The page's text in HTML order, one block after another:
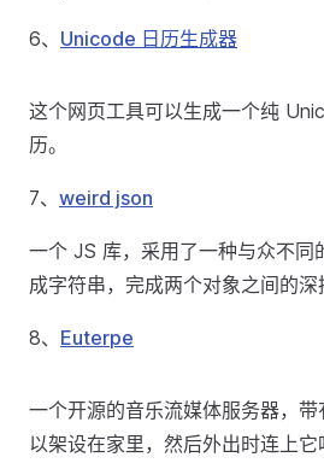
6、 Unicode 日历生成器
这个网页工具可以生成一个纯
历。
7、 weird json
一个 JS 库，采用了一种与众不同
成字符串，完成两个对象之间的深
8、 Euterpe
一个开源的音乐流媒体服务器，
以架设在家里，然后外出时连上它